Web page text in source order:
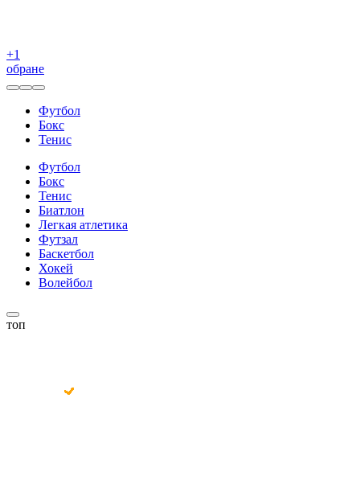
+1
обране
Футбол
Бокс
Тенис
Футбол
Бокс
Тенис
Биатлон
Легкая атлетика
Футзал
Баскетбол
Хокей
Волейбол
топ